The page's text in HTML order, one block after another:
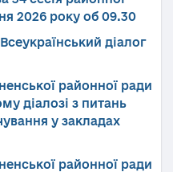
2026 року об 09.30
діалог
районної ради
діалозі з питань
у закладах
районної ради